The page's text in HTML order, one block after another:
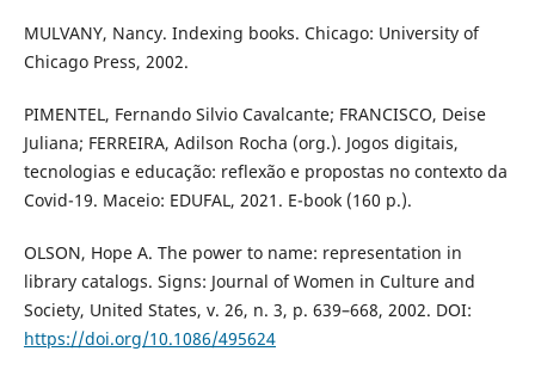
MULVANY, Nancy. Indexing books. Chicago: University of
Chicago Press, 2002.
PIMENTEL, Fernando Silvio Cavalcante; FRANCISCO, Deise
Juliana; FERREIRA, Adilson Rocha (org.). Jogos digitais,
tecnologias e educação: reflexão e propostas no contexto da
Covid-19. Maceio: EDUFAL, 2021. E-book (160 p.).
OLSON, Hope A. The power to name: representation in
library catalogs. Signs: Journal of Women in Culture and
Society, United States, v. 26, n. 3, p. 639–668, 2002. DOI:
https://doi.org/10.1086/495624